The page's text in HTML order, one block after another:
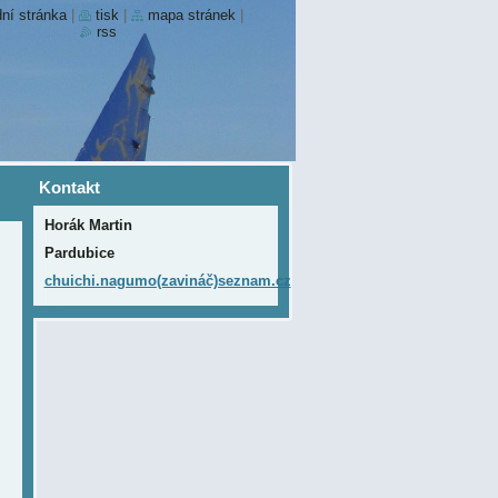
Kontakt
Horák Martin
Pardubice
chuichi.nagumo(zavináč)seznam.cz
stránka tisk mapa stránek
rss